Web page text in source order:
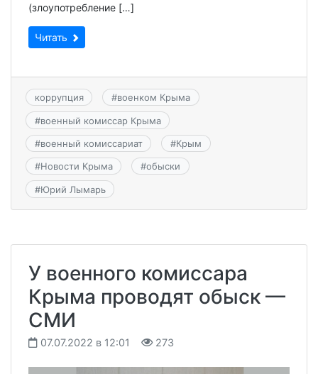
(злоупотребление […]
Читать
коррупция #военком Крыма
#военный комиссар Крыма
#военный комиссариат #Крым
#Новости Крыма #обыски
#Юрий Лымарь
У военного комиссара
Крыма проводят обыск —
СМИ
07.07.2022 в 12:01 273